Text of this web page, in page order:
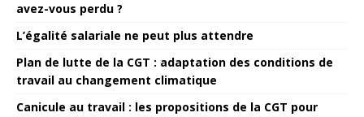
avez-vous perdu ?
L’égalité salariale ne peut plus attendre
Plan de lutte de la CGT : adaptation des conditions de
travail au changement climatique
Canicule au travail : les propositions de la CGT pour